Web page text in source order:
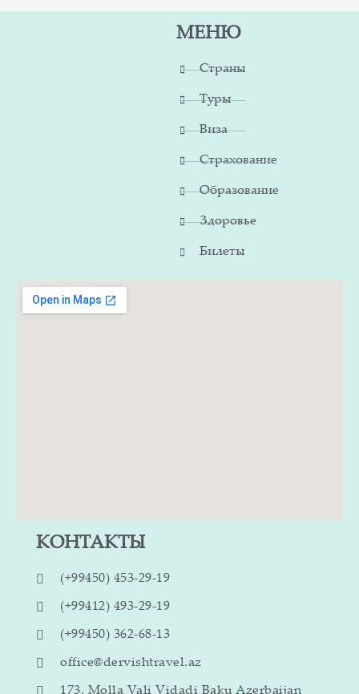
МЕНЮ
Страны
Туры
Виза
Страхование
Образование
Здоровье
Билеты
КОНТАКТЫ
(+99450) 453-29-19
(+99412) 493-29-19
(+99450) 362-68-13
office@dervishtravel.az
173. Molla Vali Vidadi Baku Azerbaijan